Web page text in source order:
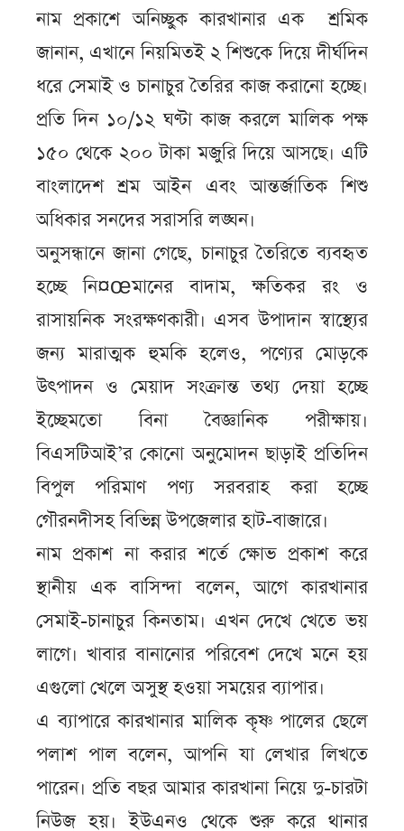
নাম প্রকাশে অনিচ্ছুক কারখানার এক শ্রমিক
জানান, এখানে নিয়মিতই ২ শিশুকে দিয়ে দীর্ঘদিন
ধরে সেমাই ও চানাচুর তৈরির কাজ করানো হচ্ছে।
প্রতি দিন ১০/১২ ঘণ্টা কাজ করলে মালিক পক্ষ
১৫০ থেকে ২০০ টাকা মজুরি দিয়ে আসছে। এটি
বাংলাদেশ শ্রম আইন এবং আন্তর্জাতিক শিশু
অধিকার সনদের সরাসরি লঙ্ঘন।
অনুসন্ধানে জানা গেছে, চানাচুর তৈরিতে ব্যবহৃত
হচ্ছে নি¤œমানের বাদাম, ক্ষতিকর রং ও
রাসায়নিক সংরক্ষণকারী। এসব উপাদান স্বাস্থ্যের
জন্য মারাত্মক হুমকি হলেও, পণ্যের মোড়কে
উৎপাদন ও মেয়াদ সংক্রান্ত তথ্য দেয়া হচ্ছে
ইচ্ছেমতো বিনা বৈজ্ঞানিক পরীক্ষায়।
বিএসটিআই’র কোনো অনুমোদন ছাড়াই প্রতিদিন
বিপুল পরিমাণ পণ্য সরবরাহ করা হচ্ছে
গৌরনদীসহ বিভিন্ন উপজেলার হাট-বাজারে।
নাম প্রকাশ না করার শর্তে ক্ষোভ প্রকাশ করে
স্থানীয় এক বাসিন্দা বলেন, আগে কারখানার
সেমাই-চানাচুর কিনতাম। এখন দেখে খেতে ভয়
লাগে। খাবার বানানোর পরিবেশ দেখে মনে হয়
এগুলো খেলে অসুস্থ হওয়া সময়ের ব্যাপার।
এ ব্যাপারে কারখানার মালিক কৃষ্ণ পালের ছেলে
পলাশ পাল বলেন, আপনি যা লেখার লিখতে
পারেন। প্রতি বছর আমার কারখানা নিয়ে দু-চারটা
নিউজ হয়। ইউএনও থেকে শুরু করে থানার